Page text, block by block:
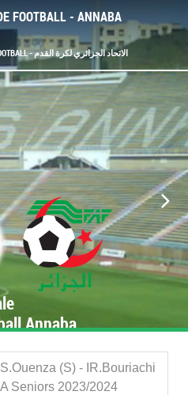
FOOTBALL - ANNABA
FÉDÉRATION ALGÉRIENNE DE FOOTBALL - الاتحاد الجزائري لكرة القدم
Annaba
(S) - IR.Bouriachi
Seniors 2023/2024